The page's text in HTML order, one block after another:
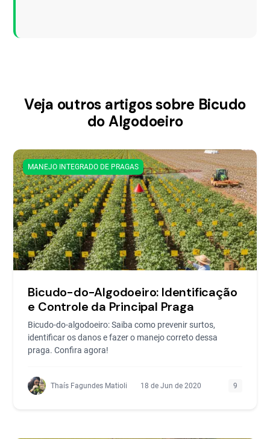
Veja outros artigos sobre Bicudo
do Algodoeiro
MANEJO INTEGRADO DE PRAGAS
Bicudo-do-Algodoeiro: Identificação
e Controle da Principal Praga
Bicudo-do-algodoeiro: Saiba como prevenir surtos,
identificar os danos e fazer o manejo correto dessa
praga. Confira agora!
Thaís Fagundes Matioli 18 de Jun de 2020 9